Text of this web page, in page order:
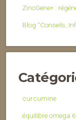
ZinoGene+ :
Blog “Conseils,
curcumine
équilibre omega